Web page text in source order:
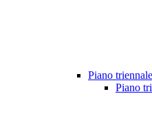
Piano
Piano